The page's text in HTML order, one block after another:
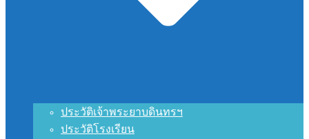
ประวัติเจ้าพระยาบดินทรฯ
ประวัติโรงเรียน